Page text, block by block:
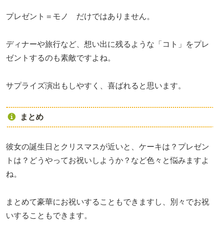
プレゼント＝モノ だけではありません。
ディナーや旅行など、想い出に残るような「コト」をプレ
ゼントするのも素敵ですよね。
サプライズ演出もしやすく、喜ばれると思います。
まとめ
彼女の誕生日とクリスマスが近いと、ケーキは？プレゼン
トは？どうやってお祝いしようか？など色々と悩みますよ
ね。
まとめて豪華にお祝いすることもできますし、別々でお祝
いすることもできます。